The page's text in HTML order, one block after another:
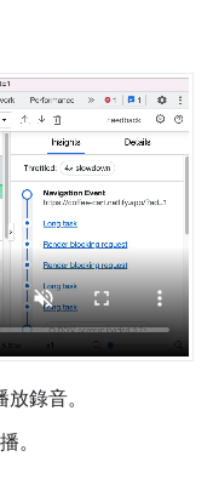
放錄音。
。